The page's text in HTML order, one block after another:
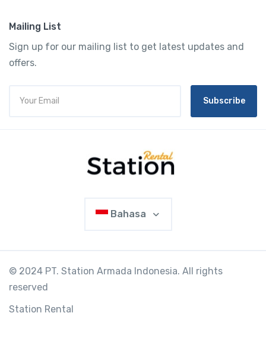
Mailing List
Sign up for our mailing list to get latest updates and
offers.
Subscribe
Bahasa
© 2024 PT. Station Armada Indonesia. All rights
reserved
Station Rental